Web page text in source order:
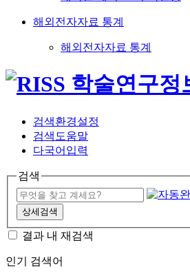
해외전자자료 통계
해외전자자료 통계
검색환경설정
검색도움말
다국어입력
검색
상세검색
결과 내 재검색
인기 검색어